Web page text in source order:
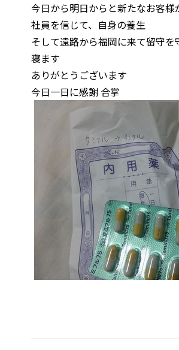
今日から明日からと新たなお客様
社員を信じて、自身の養生
そして遠路から福岡に来て留守
寝ます
ありがとうございます
今日一日に感謝 合掌